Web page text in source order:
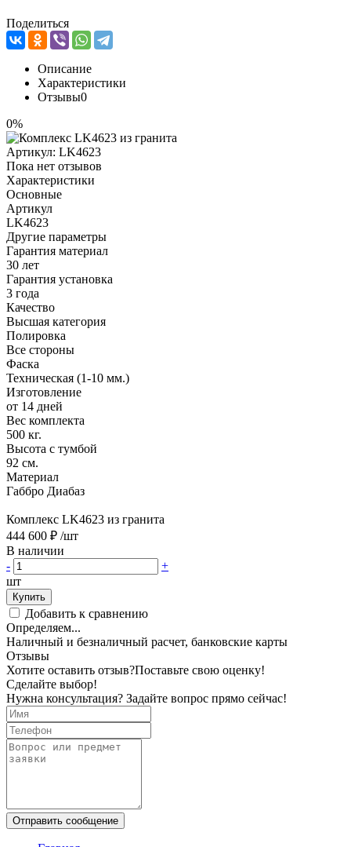
Поделиться
Описание
Характеристики
Отзывы0
0%
Артикул: LK4623
Пока нет отзывов
Характеристики
Основные
Артикул
LK4623
Другие параметры
Гарантия материал
30 лет
Гарантия установка
3 года
Качество
Высшая категория
Полировка
Все стороны
Фаска
Техническая (1-10 мм.)
Изготовление
от 14 дней
Вес комплекта
500 кг.
Высота с тумбой
92 см.
Материал
Габбро Диабаз
Комплекс LK4623 из гранита
444 600 ₽ /шт
В наличии
-
+
шт
Купить
Добавить к сравнению
Определяем...
Наличный и безналичный расчет, банковские карты
Отзывы
Хотите оставить отзыв?Поставьте свою оценку!
Сделайте выбор!
Нужна консультация? Задайте вопрос прямо сейчас!
Отправить сообщение